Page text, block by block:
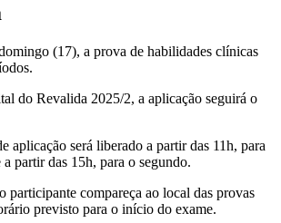
(17), a prova de habilidades clínicas
do Revalida 2025/2, a aplicação seguirá o
aplicação será liberado a partir das 11h, para
partir das 15h, para o segundo.
participante compareça ao local das provas
previsto para o início do exame.